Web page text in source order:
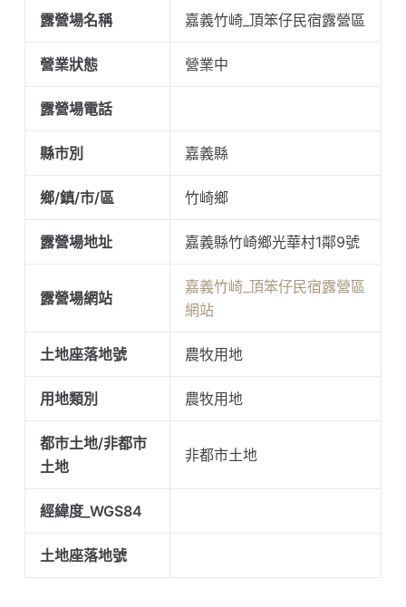
露營場名稱 嘉義竹崎_頂笨仔民宿露營區
營業狀態 營業中
露營場電話
縣市別 嘉義縣
鄉/鎮/市/區 竹崎鄉
露營場地址 嘉義縣竹崎鄉光華村1鄰9號
露營場網站
嘉義竹崎_頂笨仔民宿露營區
網站
土地座落地號 農牧用地
用地類別 農牧用地
都市土地/非都市
土地
非都市土地
經緯度_WGS84
土地座落地號